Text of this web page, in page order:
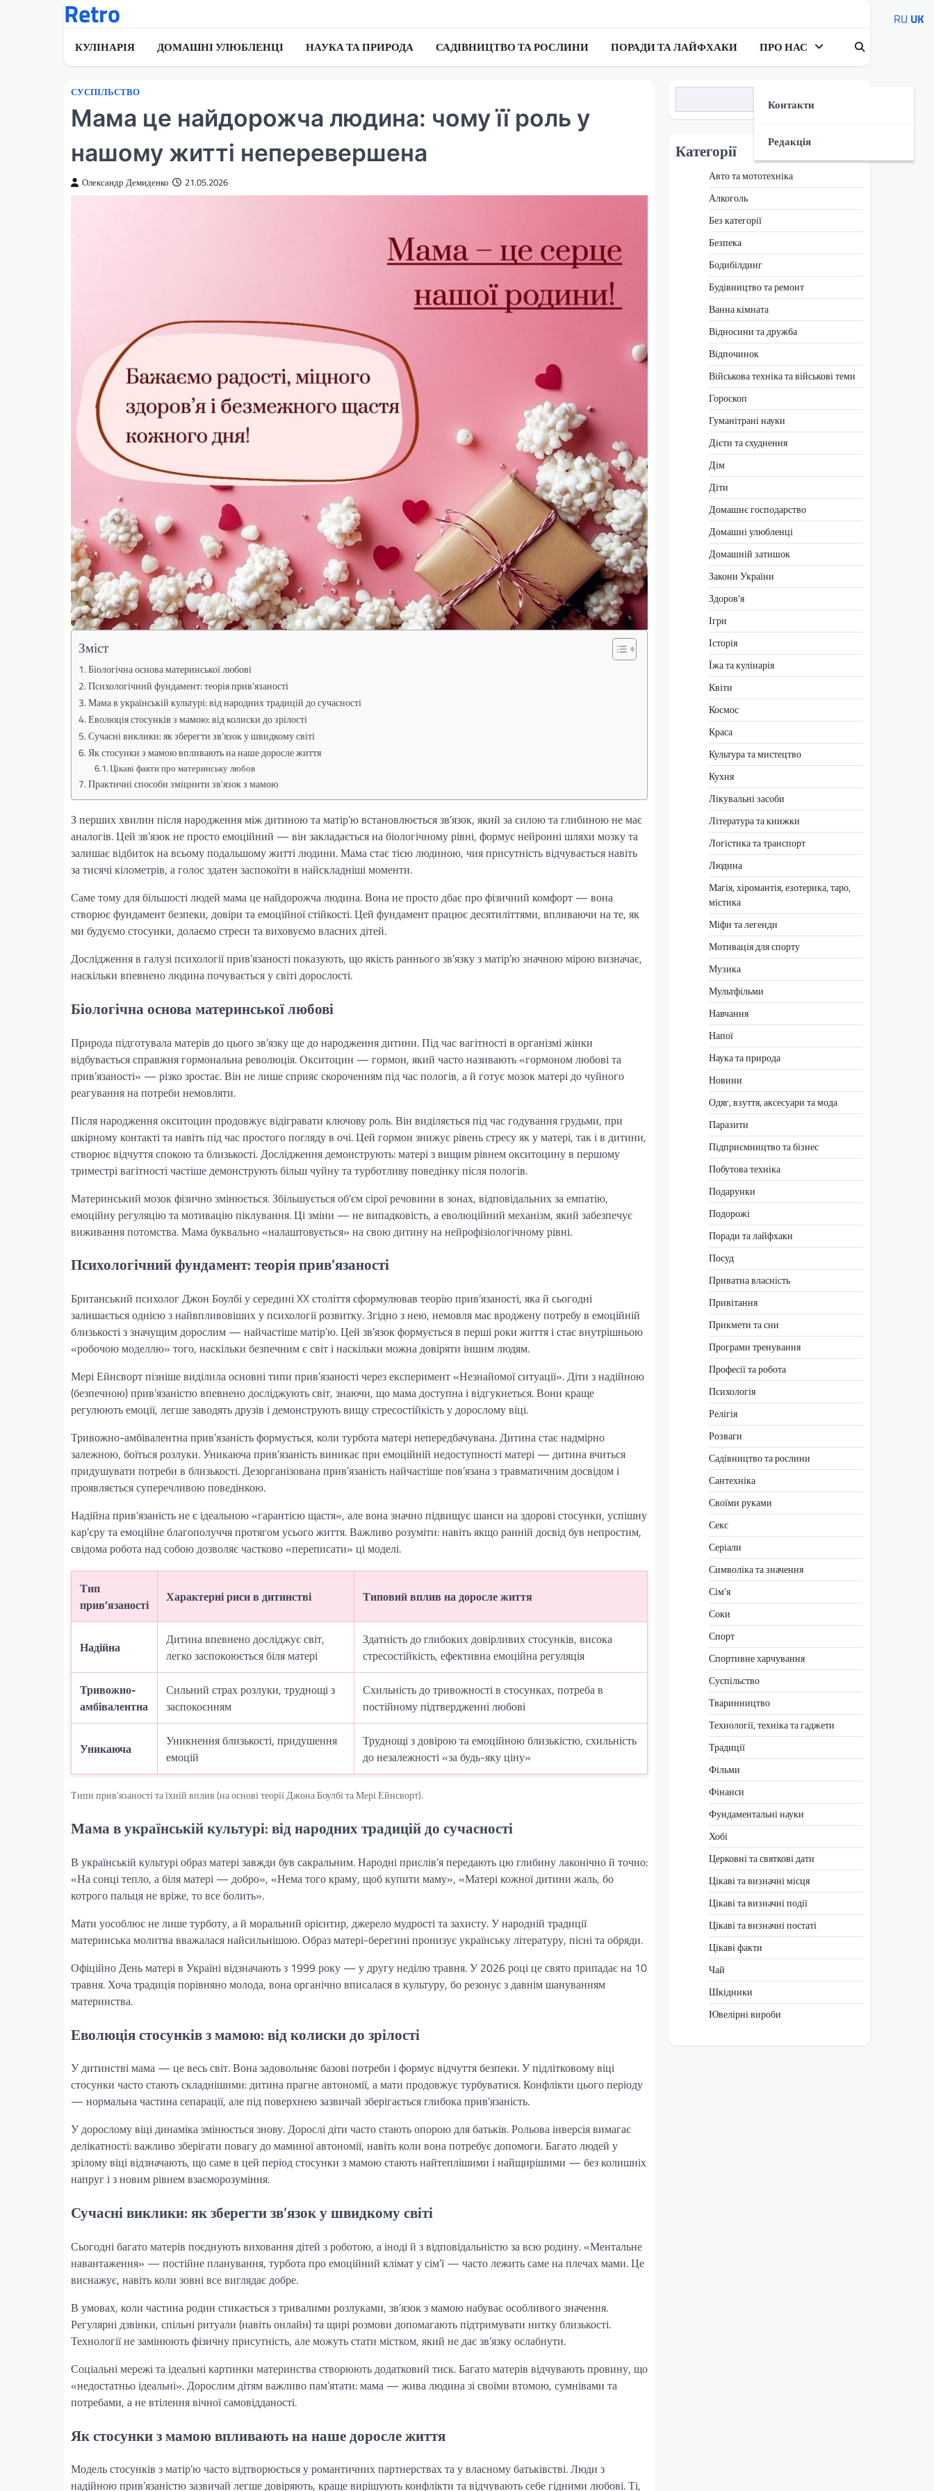
Retro
КУЛІНАРІЯ ДОМАШНІ УЛЮБЛЕНЦІ НАУКА ТА ПРИРОДА САДІВНИЦТВО ТА РОСЛИНИ ПОРАДИ ТА ЛАЙФХАКИ ПРО НАС
Контакти
Редакція
СУСПІЛЬСТВО
Мама це найдорожча людина: чому її роль у
нашому житті неперевершена
Олександр Демиденко 21.05.2026
Зміст
Біологічна основа материнської любові
Психологічний фундамент: теорія прив’язаності
Мама в українській культурі: від народних традицій до сучасності
Еволюція стосунків з мамою: від колиски до зрілості
Сучасні виклики: як зберегти зв’язок у швидкому світі
Як стосунки з мамою впливають на наше доросле життя
Цікаві факти про материнську любов
Практичні способи зміцнити зв’язок з мамою
З перших хвилин після народження між дитиною та матір’ю встановлюється зв’язок, який за силою та глибиною не має
аналогів. Цей зв’язок не просто емоційний — він закладається на біологічному рівні, формує нейронні шляхи мозку та
залишає відбиток на всьому подальшому житті людини. Мама стає тією людиною, чия присутність відчувається навіть
за тисячі кілометрів, а голос здатен заспокоїти в найскладніші моменти.
Саме тому для більшості людей мама це найдорожча людина. Вона не просто дбає про фізичний комфорт — вона
створює фундамент безпеки, довіри та емоційної стійкості. Цей фундамент працює десятиліттями, впливаючи на те, як
ми будуємо стосунки, долаємо стреси та виховуємо власних дітей.
Дослідження в галузі психології прив’язаності показують, що якість раннього зв’язку з матір’ю значною мірою визначає,
наскільки впевнено людина почувається у світі дорослості.
Біологічна основа материнської любові
Природа підготувала матерів до цього зв’язку ще до народження дитини. Під час вагітності в організмі жінки
відбувається справжня гормональна революція. Окситоцин — гормон, який часто називають «гормоном любові та
прив’язаності» — різко зростає. Він не лише сприяє скороченням під час пологів, а й готує мозок матері до чуйного
реагування на потреби немовляти.
Після народження окситоцин продовжує відігравати ключову роль. Він виділяється під час годування грудьми, при
шкірному контакті та навіть під час простого погляду в очі. Цей гормон знижує рівень стресу як у матері, так і в дитини,
створює відчуття спокою та близькості. Дослідження демонструють: матері з вищим рівнем окситоцину в першому
триместрі вагітності частіше демонструють більш чуйну та турботливу поведінку після пологів.
Материнський мозок фізично змінюється. Збільшується об’єм сірої речовини в зонах, відповідальних за емпатію,
емоційну регуляцію та мотивацію піклування. Ці зміни — не випадковість, а еволюційний механізм, який забезпечує
виживання потомства. Мама буквально «налаштовується» на свою дитину на нейрофізіологічному рівні.
Психологічний фундамент: теорія прив’язаності
Британський психолог Джон Боулбі у середині XX століття сформулював теорію прив’язаності, яка й сьогодні
залишається однією з найвпливовіших у психології розвитку. Згідно з нею, немовля має вроджену потребу в емоційній
близькості з значущим дорослим — найчастіше матір’ю. Цей зв’язок формується в перші роки життя і стає внутрішньою
«робочою моделлю» того, наскільки безпечним є світ і наскільки можна довіряти іншим людям.
Мері Ейнсворт пізніше виділила основні типи прив’язаності через експеримент «Незнайомої ситуації». Діти з надійною
(безпечною) прив’язаністю впевнено досліджують світ, знаючи, що мама доступна і відгукнеться. Вони краще
регулюють емоції, легше заводять друзів і демонструють вищу стресостійкість у дорослому віці.
Тривожно-амбівалентна прив’язаність формується, коли турбота матері непередбачувана. Дитина стає надмірно
залежною, боїться розлуки. Уникаюча прив’язаність виникає при емоційній недоступності матері — дитина вчиться
придушувати потреби в близькості. Дезорганізована прив’язаність найчастіше пов’язана з травматичним досвідом і
проявляється суперечливою поведінкою.
Надійна прив’язаність не є ідеальною «гарантією щастя», але вона значно підвищує шанси на здорові стосунки, успішну
кар’єру та емоційне благополуччя протягом усього життя. Важливо розуміти: навіть якщо ранній досвід був непростим,
свідома робота над собою дозволяє частково «переписати» ці моделі.
Тип
прив’язаності
Характерні риси в дитинстві Типовий вплив на доросле життя
Надійна
Дитина впевнено досліджує світ,
легко заспокоюється біля матері
Здатність до глибоких довірливих стосунків, висока
стресостійкість, ефективна емоційна регуляція
Тривожно-
амбівалентна
Сильний страх розлуки, труднощі з
заспокоєнням
Схильність до тривожності в стосунках, потреба в
постійному підтвердженні любові
Уникаюча
Уникнення близькості, придушення
емоцій
Труднощі з довірою та емоційною близькістю, схильність
до незалежності «за будь-яку ціну»
Типи прив’язаності та їхній вплив (на основі теорії Джона Боулбі та Мері Ейнсворт).
Мама в українській культурі: від народних традицій до сучасності
В українській культурі образ матері завжди був сакральним. Народні прислів’я передають цю глибину лаконічно й точно:
«На сонці тепло, а біля матері — добро», «Нема того краму, щоб купити маму», «Матері кожної дитини жаль, бо
котрого пальця не вріже, то все болить».
Мати уособлює не лише турботу, а й моральний орієнтир, джерело мудрості та захисту. У народній традиції
материнська молитва вважалася найсильнішою. Образ матері-берегині пронизує українську літературу, пісні та обряди.
Офіційно День матері в Україні відзначають з 1999 року — у другу неділю травня. У 2026 році це свято припадає на 10
травня. Хоча традиція порівняно молода, вона органічно вписалася в культуру, бо резонує з давнім шануванням
материнства.
Еволюція стосунків з мамою: від колиски до зрілості
У дитинстві мама — це весь світ. Вона задовольняє базові потреби і формує відчуття безпеки. У підлітковому віці
стосунки часто стають складнішими: дитина прагне автономії, а мати продовжує турбуватися. Конфлікти цього періоду
— нормальна частина сепарації, але під поверхнею зазвичай зберігається глибока прив’язаність.
У дорослому віці динаміка змінюється знову. Дорослі діти часто стають опорою для батьків. Рольова інверсія вимагає
делікатності: важливо зберігати повагу до маминої автономії, навіть коли вона потребує допомоги. Багато людей у
зрілому віці відзначають, що саме в цей період стосунки з мамою стають найтеплішими і найщирішими — без колишніх
напруг і з новим рівнем взаєморозуміння.
Сучасні виклики: як зберегти зв’язок у швидкому світі
Сьогодні багато матерів поєднують виховання дітей з роботою, а іноді й з відповідальністю за всю родину. «Ментальне
навантаження» — постійне планування, турбота про емоційний клімат у сім’ї — часто лежить саме на плечах мами. Це
виснажує, навіть коли зовні все виглядає добре.
В умовах, коли частина родин стикається з тривалими розлуками, зв’язок з мамою набуває особливого значення.
Регулярні дзвінки, спільні ритуали (навіть онлайн) та щирі розмови допомагають підтримувати нитку близькості.
Технології не замінюють фізичну присутність, але можуть стати містком, який не дає зв’язку ослабнути.
Соціальні мережі та ідеальні картинки материнства створюють додатковий тиск. Багато матерів відчувають провину, що
«недостатньо ідеальні». Дорослим дітям важливо пам’ятати: мама — жива людина зі своїми втомою, сумнівами та
потребами, а не втілення вічної самовідданості.
Як стосунки з мамою впливають на наше доросле життя
Модель стосунків з матір’ю часто відтворюється у романтичних партнерствах та у власному батьківстві. Люди з
надійною прив’язаністю зазвичай легше довіряють, краще вирішують конфлікти та відчувають себе гідними любові. Ті,
Категорії
Авто та мототехніка
Алкоголь
Без категорії
Безпека
Бодибілдинг
Будівництво та ремонт
Ванна кімната
Відносини та дружба
Відпочинок
Військова техніка та військові теми
Гороскоп
Гуманітрані науки
Дієти та схуднення
Дім
Діти
Домашнє господарство
Домашні улюбленці
Домашній затишок
Закони України
Здоров'я
Ігри
Історія
Їжа та кулінарія
Квіти
Космос
Краса
Культура та мистецтво
Кухня
Лікувальні засоби
Література та книжки
Логістика та транспорт
Людина
Магія, хіромантія, езотерика, таро,
містика
Міфи та легенди
Мотивація для спорту
Музика
Мультфільми
Навчання
Напої
Наука та природа
Новини
Одяг, взуття, аксесуари та мода
Паразити
Підприємництво та бізнес
Побутова техніка
Подарунки
Подорожі
Поради та лайфхаки
Посуд
Приватна власність
Привітання
Прикмети та сни
Програми тренування
Професії та робота
Психологія
Релігія
Розваги
Садівництво та рослини
Сантехніка
Своїми руками
Секс
Серіали
Символіка та значення
Сім’я
Соки
Спорт
Спортивне харчування
Суспільство
Тваринництво
Технології, техніка та гаджети
Традиції
Фільми
Фінанси
Фундаментальні науки
Хобі
Церковні та святкові дати
Цікаві та визначні місця
Цікаві та визначні події
Цікаві та визначні постаті
Цікаві факти
Чай
Шкідники
Ювелірні вироби
RU UK